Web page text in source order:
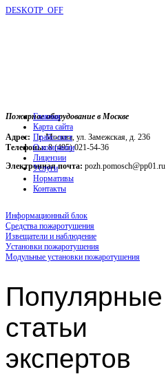
DESKOTP_OFF
Пожарное оборудование в Москве
Адрес: г. Москва, ул. Замежская, д. 236
Телефоны:8 (495) 021-54-36
Электронная почта: pozh.pomosch@pp01.ru
Главная
Карта сайта
Прайс-лист
О компании
Лицензии
Услуги
Нормативы
Контакты
Информационный блок
Средства пожаротушения
Извещатели и наблюдение
Установки пожаротушения
Модульные установки пожаротушения
Популярные
статьи
экспертов